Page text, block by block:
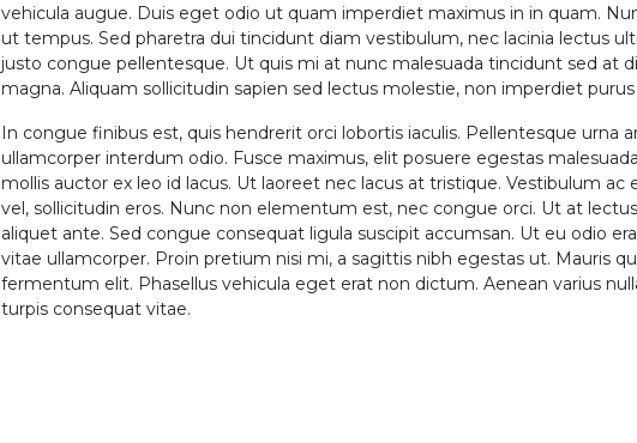
vehicula augue. Duis eget odio ut quam imperdiet maximus in in quam.
ut tempus. Sed pharetra dui tincidunt diam vestibulum, nec lacinia lectus
justo congue pellentesque. Ut quis mi at nunc malesuada tincidunt sed at
magna. Aliquam sollicitudin sapien sed lectus molestie, non imperdiet purus
In congue finibus est, quis hendrerit orci lobortis iaculis. Pellentesque urna
ullamcorper interdum odio. Fusce maximus, elit posuere egestas
mollis auctor ex leo id lacus. Ut laoreet nec lacus at tristique. Vestibulum
vel, sollicitudin eros. Nunc non elementum est, nec congue orci. Ut at
aliquet ante. Sed congue consequat ligula suscipit accumsan. Ut eu odio
vitae ullamcorper. Proin pretium nisi mi, a sagittis nibh egestas ut. Mauris
fermentum elit. Phasellus vehicula eget erat non dictum. Aenean varius
turpis consequat vitae.